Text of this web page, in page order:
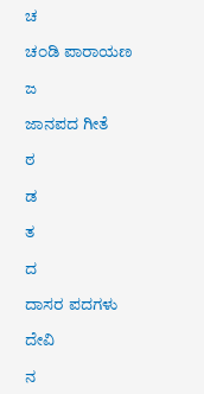
ಚ
ಚಂಡಿ ಪಾರಾಯಣ
ಜ
ಜಾನಪದ ಗೀತೆ
ಠ
ಡ
ತ
ದ
ದಾಸರ ಪದಗಳು
ದೇವಿ
ನ